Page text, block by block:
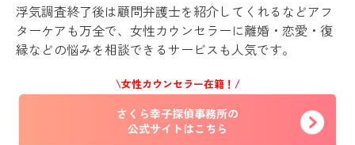
浮気調査終了後は顧問弁護士を紹介してくれるなどアフ
ターケアも万全で、女性カウンセラーに離婚・恋愛・復
縁などの悩みを相談できるサービスも人気です。
\女性カウンセラー在籍！/
さくら幸子探偵事務所の
公式サイトはこちら